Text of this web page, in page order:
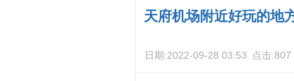
天府机场附近好玩的地
日期:2022-09-28 03:53 点击:807